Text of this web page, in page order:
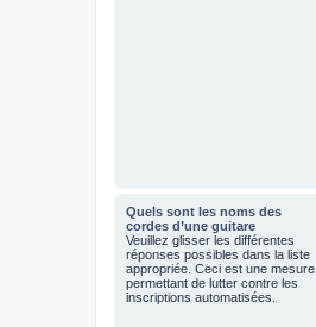
Quels sont les noms des
cordes d’une guitare
Veuillez glisser les différentes
réponses possibles dans la liste
appropriée. Ceci est une mesure
permettant de lutter contre les
inscriptions automatisées.